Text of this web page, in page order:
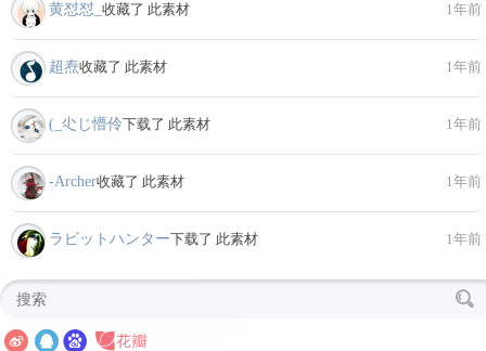
黄怼怼_ 收藏了 此素材 1年前
超焘收藏了 此素材 1年前
(_尐じ懵伶下载了 此素材 1年前
-Archer收藏了 此素材 1年前
ラビットハンター下载了 此素材 1年前